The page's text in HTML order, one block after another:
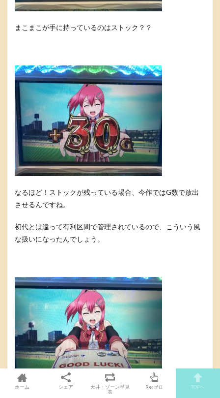
まこまこが手に持っているのはストック？？
なるほど！ストックが残っている場合、今作ではG数で放出
させるんですね。
初代とは違って有利区間で管理されているので、こういう風
な扱いになったんでしょう。
ホーム シェア
天井・ゾーン早見
表
Re:ゼロ TOPへ